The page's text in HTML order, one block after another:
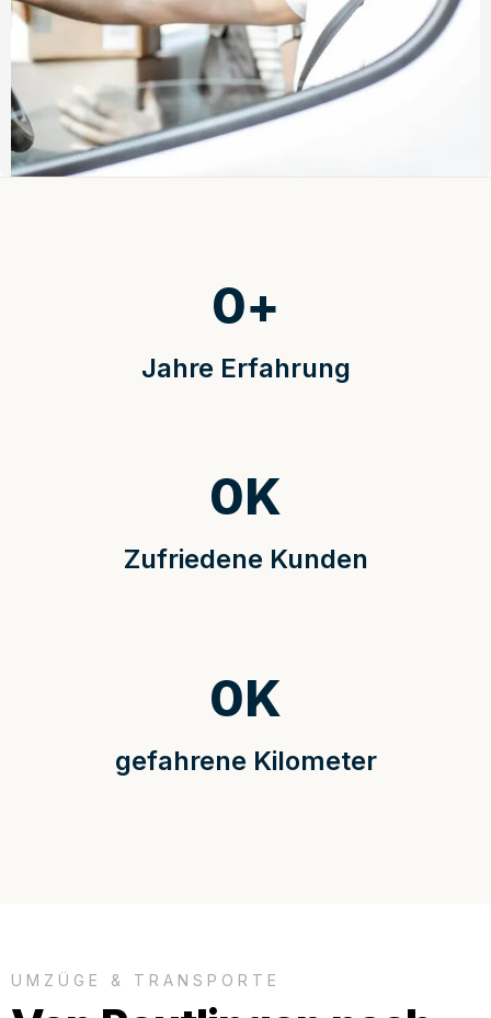
Jahre Erfahrung
0+
Zufriedene Kunden
0K
gefahrene Kilometer
0K
UMZÜGE & TRANSPORTE